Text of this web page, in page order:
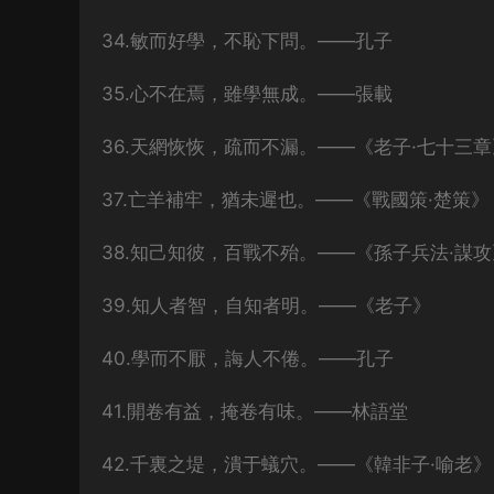
34.敏而好學，不恥下問。——孔子
35.心不在焉，雖學無成。——張載
36.天網恢恢，疏而不漏。——《老子·七十三
37.亡羊補牢，猶未遲也。——《戰國策·楚策》
38.知己知彼，百戰不殆。——《孫子兵法·謀
39.知人者智，自知者明。——《老子》
40.學而不厭，誨人不倦。——孔子
41.開卷有益，掩卷有味。——林語堂
42.千裏之堤，潰于蟻穴。——《韓非子·喻老》